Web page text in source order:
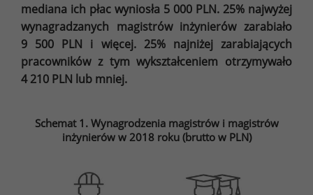
mediana ich płac wyniosła 5 000 PLN. 25% najwyżej
wynagradzanych magistrów inżynierów zarabiało
9 500 PLN i więcej. 25% najniżej zarabiających
pracowników z tym wykształceniem otrzymywało
4 210 PLN lub mniej.
Schemat 1. Wynagrodzenia magistrów i magistrów
inżynierów w 2018 roku (brutto w PLN)